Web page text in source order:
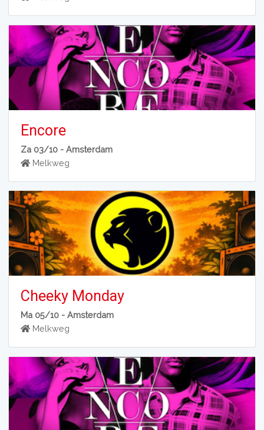
Encore
Za 03/10 -Amsterdam
Melkweg
Cheeky Monday
Ma 05/10 -Amsterdam
Melkweg